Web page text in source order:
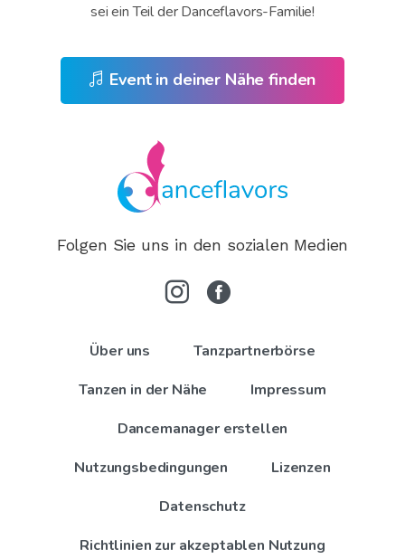
sei ein Teil der Danceflavors-Familie!
Event in deiner Nähe finden
Folgen Sie uns in den sozialen Medien
Über uns
Tanzpartnerbörse
Tanzen in der Nähe
Impressum
Dancemanager erstellen
Nutzungsbedingungen
Lizenzen
Datenschutz
Richtlinien zur akzeptablen Nutzung